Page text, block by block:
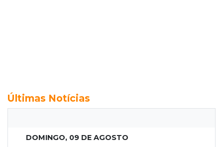
Últimas Notícias
DOMINGO, 09 DE AGOSTO